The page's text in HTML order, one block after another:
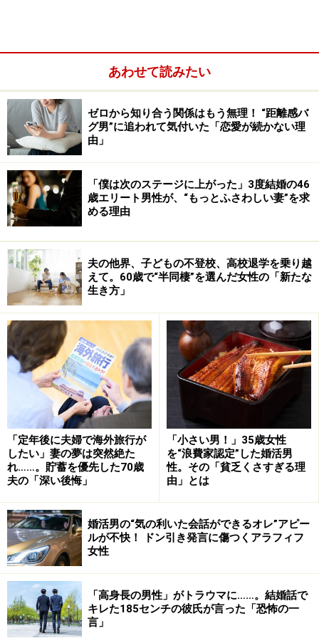
母親が不安定だと子どもが夜泣きするだの、心からリラ
ックスできないから泣くだのと、どこから仕入れてきた
のかわからない情報も口にする夫に、彼女は信頼感をな
くしていった。
「初めての子どもだし、壊しそうで怖いし、ホルモンバ
ランスが崩れているから精神的にも不安定。命を預かる
怖さを夫はわかってくれなかった。長男が生後半年くら
いのとき、もう無理だと思って、子連れで夫の実家に行
ったこともあります。私の実家より、夫の実家のほうが
近かったので。さすがに夫が迎えに来ました。義父母の
私に謝ってくれたんです。それでなんとか気持ちをおさ
めました」
長女が生まれたときは、義母がときどき手伝いに来てく
れた。2人目となると、夫もいくらか学習したのだろ
う。自分から子どものめんどうも見るようになった。友
人たちにも子どもが生まれ、影響されたのかもしれない
あわせて読みたい
ゼロから知り合う関係はもう無理！ “距離感バ
グ男”に追われて気付いた「恋愛が続かない理
由」
「僕は次のステージに上がった」3度結婚の46
歳エリート男性が、“もっとふさわしい妻”を求
める理由
夫の他界、子どもの不登校、高校退学を乗り越
えて。60歳で“半同棲”を選んだ女性の「新たな
生き方」
「定年後に夫婦で海外旅行が
したい」妻の夢は突然絶た
れ……。貯蓄を優先した70歳
夫の「深い後悔」
「小さい男！」35歳女性
を“浪費家認定”した婚活男
性。その「貧乏くさすぎる理
由」とは
婚活男の“気の利いた会話ができるオレ”アピー
ルが不快！ ドン引き発言に傷つくアラフィフ
女性
「高身長の男性」がトラウマに……。結婚話で
キレた185センチの彼氏が言った「恐怖の一
言」